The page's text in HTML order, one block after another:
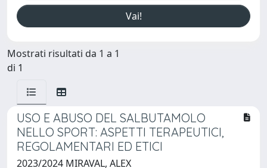
Mostrati risultati da 1 a 1
di 1
USO E ABUSO DEL SALBUTAMOLO
NELLO SPORT: ASPETTI TERAPEUTICI,
REGOLAMENTARI ED ETICI
2023/2024 MIRAVAL, ALEX